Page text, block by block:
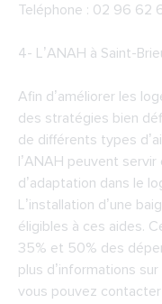
Teléphone : 02 96 62
4- L’ANAH à Saint-
Afin d’améliorer les
des stratégies bien
de différents types
l’ANAH peuvent
d’adaptation dans le
L’installation d’une
éligibles à ces aides.
35% et 50% des
plus d’informations
vous pouvez